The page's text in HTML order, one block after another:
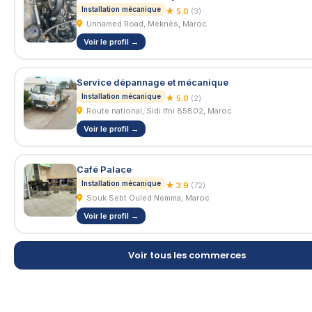
Installation mécanique ★ 5.0 (3)
Unnamed Road, Meknès, Maroc
Voir le profil →
Service dépannage et mécanique
Installation mécanique ★ 5.0 (2)
Route national, Sidi Ifni 85802, Maroc
Voir le profil →
Café Palace
Installation mécanique ★ 3.9 (72)
Souk Sebt Ouled Nemma, Maroc
Voir le profil →
Voir tous les commerces